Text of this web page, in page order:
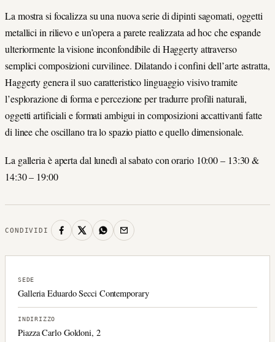
La mostra si focalizza su una nuova serie di dipinti sagomati, oggetti
metallici in rilievo e un’opera a parete realizzata ad hoc che espande
ulteriormente la visione inconfondibile di Haggerty attraverso
semplici composizioni curvilinee. Dilatando i confini dell’arte astratta,
Haggerty genera il suo caratteristico linguaggio visivo tramite
l’esplorazione di forma e percezione per tradurre profili naturali,
oggetti artificiali e formati ambigui in composizioni accattivanti fatte
di linee che oscillano tra lo spazio piatto e quello dimensionale.
La galleria è aperta dal lunedì al sabato con orario 10:00 – 13:30 &
14:30 – 19:00
CONDIVIDI
SEDE
Galleria Eduardo Secci Contemporary
INDIRIZZO
Piazza Carlo Goldoni, 2